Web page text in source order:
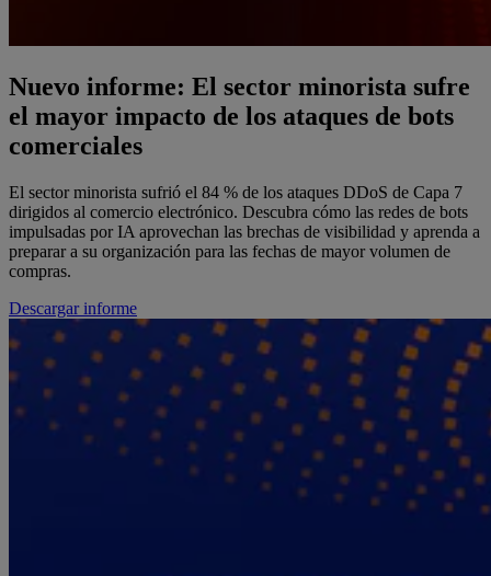
Nuevo informe: El sector minorista sufre
el mayor impacto de los ataques de bots
comerciales
El sector minorista sufrió el 84 % de los ataques DDoS de Capa 7
dirigidos al comercio electrónico. Descubra cómo las redes de bots
impulsadas por IA aprovechan las brechas de visibilidad y aprenda a
preparar a su organización para las fechas de mayor volumen de
compras.
Descargar informe